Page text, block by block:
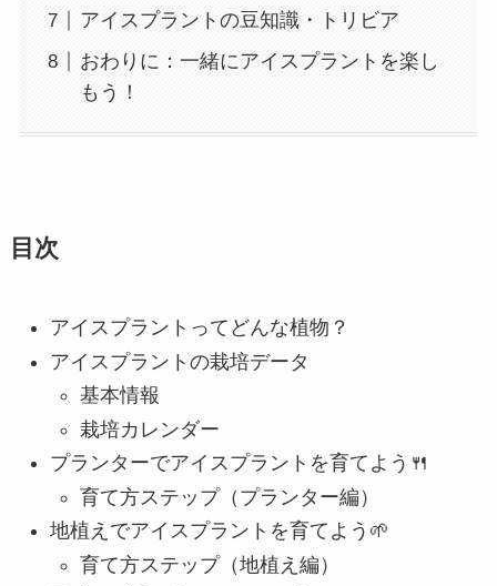
アイスプラントの豆知識・トリビア
おわりに：一緒にアイスプラントを楽し
もう！
目次
アイスプラントってどんな植物？
アイスプラントの栽培データ
基本情報
栽培カレンダー
プランターでアイスプラントを育てよう🍴
育て方ステップ（プランター編）
地植えでアイスプラントを育てよう🌱
育て方ステップ（地植え編）